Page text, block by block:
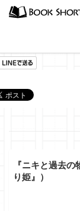
『ニキと過去
り姫』）